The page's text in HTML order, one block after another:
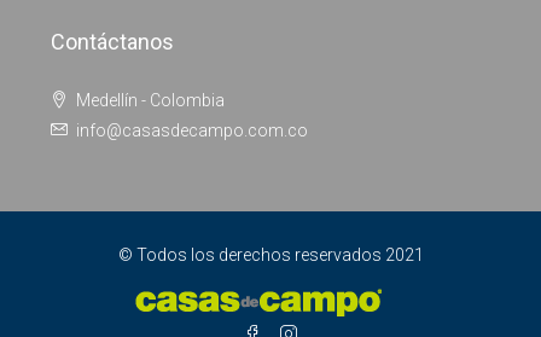
Contáctanos
Medellín - Colombia
info@casasdecampo.com.co
© Todos los derechos reservados 2021